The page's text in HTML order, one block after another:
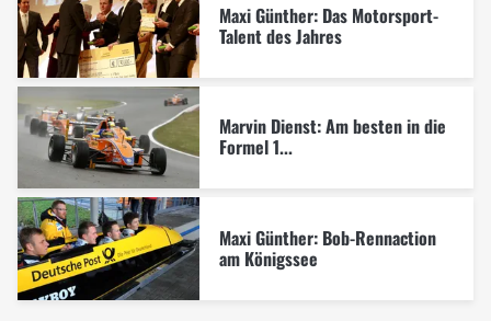
Maxi Günther: Das Motorsport-
Talent des Jahres
Marvin Dienst: Am besten in die
Formel 1...
Maxi Günther: Bob-Rennaction
am Königssee